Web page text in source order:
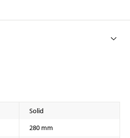
Solid
280 mm